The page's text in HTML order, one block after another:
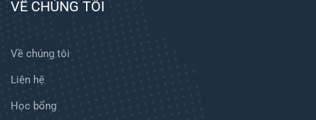
VỀ CHÚNG TÔI
Về chúng tôi
Liên hệ
Học bổng